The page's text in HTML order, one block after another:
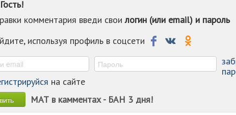
комментария введи своилогин (или email) и пароль
используя профиль в соцсети
на сайте
МАТ в камментах - БАН 3 дня!